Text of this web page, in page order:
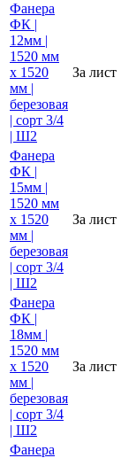
Фанера
ФК |
12мм |
1520 мм
х 1520
мм |
березовая
| сорт 3/4
| Ш2
За лист
Фанера
ФК |
15мм |
1520 мм
х 1520
мм |
березовая
| сорт 3/4
| Ш2
За лист
Фанера
ФК |
18мм |
1520 мм
х 1520
мм |
березовая
| сорт 3/4
| Ш2
За лист
Фанера